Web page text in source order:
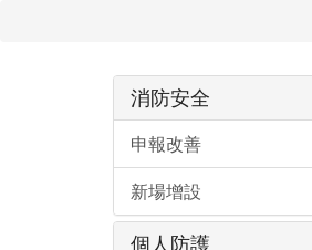
消防安全
申報改善
新場增設
個人防護